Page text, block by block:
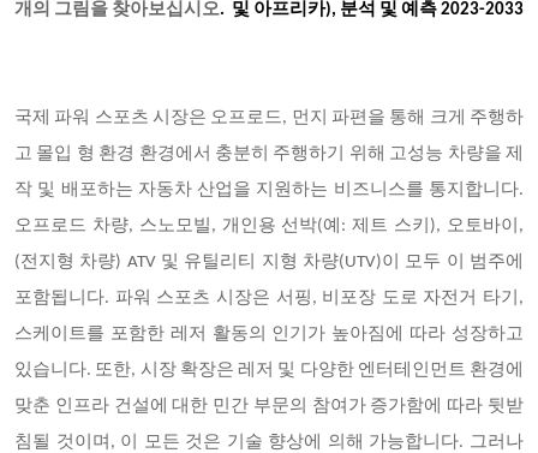
개의 그림을 찾아보십시오. 및 아프리카), 분석 및 예측 2023-2033
국제 파워 스포츠 시장은 오프로드, 먼지 파편을 통해 크게 주행하
고 몰입 형 환경 환경에서 충분히 주행하기 위해 고성능 차량을 제
작 및 배포하는 자동차 산업을 지원하는 비즈니스를 통지합니다.
오프로드 차량, 스노모빌, 개인용 선박(예: 제트 스키), 오토바이,
(전지형 차량) ATV 및 유틸리티 지형 차량(UTV)이 모두 이 범주에
포함됩니다. 파워 스포츠 시장은 서핑, 비포장 도로 자전거 타기,
스케이트를 포함한 레저 활동의 인기가 높아짐에 따라 성장하고
있습니다. 또한, 시장 확장은 레저 및 다양한 엔터테인먼트 환경에
맞춘 인프라 건설에 대한 민간 부문의 참여가 증가함에 따라 뒷받
침될 것이며, 이 모든 것은 기술 향상에 의해 가능합니다. 그러나